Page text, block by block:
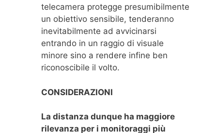
telecamera protegge presumibilmente
un obiettivo sensibile, tenderanno
inevitabilmente ad avvicinarsi
entrando in un raggio di visuale
minore sino a rendere infine ben
riconoscibile il volto.
CONSIDERAZIONI
La distanza dunque ha maggiore
rilevanza per i monitoraggi più